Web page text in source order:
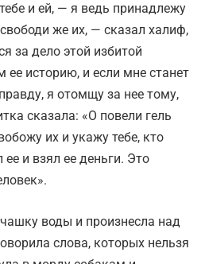
и ей, — я ведь принадлежу
же их, — сказал халиф,
за дело этой избитой
историю, и если мне станет
я отомщу за нее тому,
сказала: «О повели гель
их и укажу тебе, кто
и взял ее деньги. Это
воды и произнесла над
слова, которых нельзя